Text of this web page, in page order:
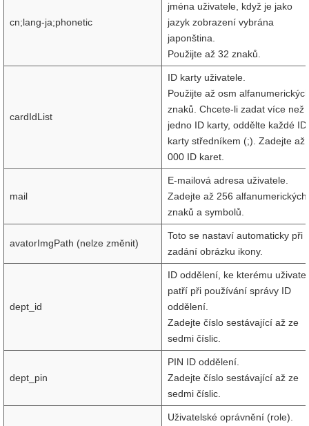
cn;lang-ja;phonetic
jména uživatele, když je jako
jazyk zobrazení vybrána
japonština.
Použijte až 32 znaků.
cardIdList
ID karty uživatele.
Použijte až osm
znaků. Chcete-li zadat více než
jedno ID karty, oddělte každé ID
karty středníkem (;). Zadejte až
000 ID karet.
mail
E-mailová adresa uživatele.
Zadejte až 256 alfanumerických
znaků a symbolů.
avatorImgPath (nelze změnit)
Toto se nastaví automaticky při
zadání obrázku ikony.
dept_id
ID oddělení, ke kterému uživatel
patří při používání správy ID
oddělení.
Zadejte číslo sestávající až ze
sedmi číslic.
dept_pin
PIN ID oddělení.
Zadejte číslo sestávající až ze
sedmi číslic.
Uživatelské oprávnění (role).